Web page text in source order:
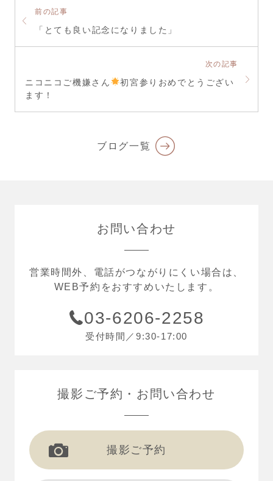
前の記事
「とても良い記念になりました」
次の記事
ニコニコご機嫌さん
初宮参りおめでとうござい
ます！
ブログ一覧
お問い合わせ
営業時間外、電話がつながりにくい場合は、
WEB予約をおすすめいたします。
03-6206-2258
受付時間／9:30-17:00
撮影ご予約 お問い合わせ
撮影ご予約